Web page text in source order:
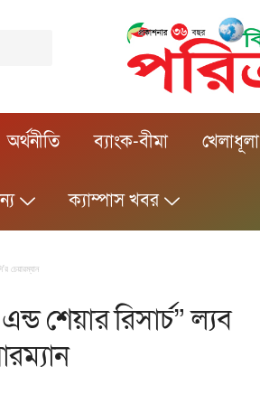
অর্থনীতি ব্যাংক-বীমা খেলাধূলা
ক্যাম্পাস খবর
চেয়ারম্যান
শেয়ার রিসার্চ” ল্যব